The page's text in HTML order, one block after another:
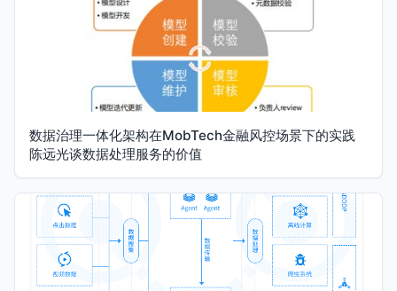
数据治理一体化架构在MobTech金融风控场景下的实践
陈远光谈数据处理服务的价值